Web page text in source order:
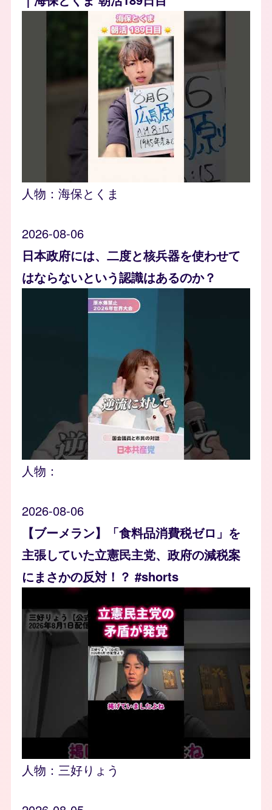
人物： 海保とくま
2026-08-06
日本政府には、二度と核兵器を使わせて
はならないという認識はあるのか？
人物：
2026-08-06
【ブーメラン】「食料品消費税ゼロ」を
主張していた立憲民主党、政府の減税案
にまさかの反対！？ #shorts
人物： 三好りょう